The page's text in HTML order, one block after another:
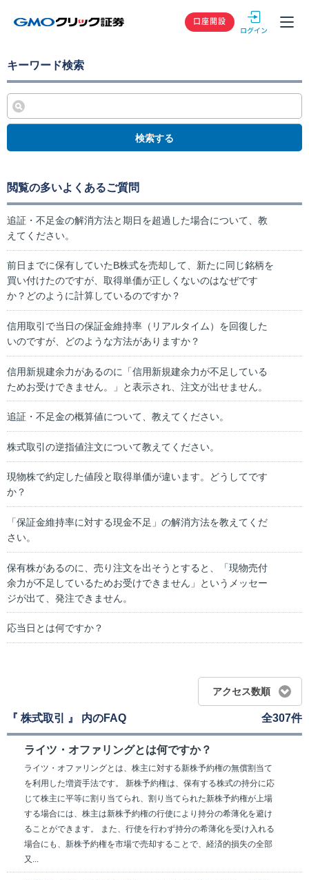
GMOクリック
口座開設
キーワード検索
検索する
閲覧の多いよくあるご質問
追証・不足金の解消方法と期日を超過した場合について、教
えてください。
前日までに保有していたB株式を売却して、新たに同じ銘柄を
買い付けたのですが、取得単価が正しくないのはなぜです
か？どのように計算しているのですか？
信用取引で当日の保証金維持率（リアルタイム）を回復した
いのですが、どのような方法がありますか？
信用新規建余力があるのに「信用新規建余力が不足している
ためお受けできません。」と表示され、注文が出せません。
追証・不足金の概算値について、教えてください。
株式取引の逆指値注文について教えてください。
現物株で約定した値段と取得単価が違います。どうしてです
か？
「保証金維持率に対する現金不足」の解消方法を教えてくだ
さい。
保有株があるのに、売り注文を出そうとすると、「現物売付
余力が不足しているためお受けできません」というメッセー
ジが出て、発注できません。
応当日とは何ですか？
アクセス数順
『 株式取引 』 内のFAQ 全307件
ライツ・オファリングとは何ですか？
ライツ・オファリングとは、株主に対する新株予約権の無償割当て
を利用した増資手法です。 新株予約権は、保有する株式の持分に応
じて株主に平等に割り当てられ、割り当てられた新株予約権が上場
する場合には、株主は新株予約権の行使により持分の希薄化を避け
ることができます。 また、行使を行わず持分の希薄化を受け入れる
場合にも、新株予約権を市場で売却することで、経済的損失の全部
又...